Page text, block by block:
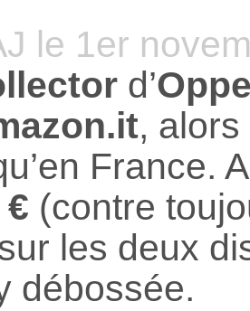
le 1er
d’
, alors
France.
(contre
les deux
débossée.